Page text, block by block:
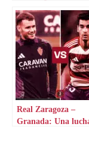
Real Zaragoza –
Granada: Una